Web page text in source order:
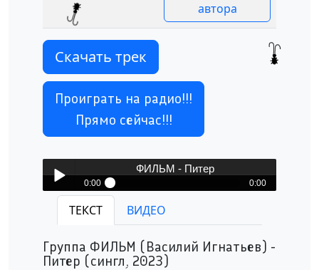
автора
Скачать трек
Проиграть на радио!!!
Прямо сейчас!!!
ФИЛЬМ - Питер
0:00 0:00
ФИЛЬМ - Питер
ТЕКСТ ВИДЕО
Группа ФИЛЬМ (Василий Игнатьев) -
Питер (сингл, 2023)